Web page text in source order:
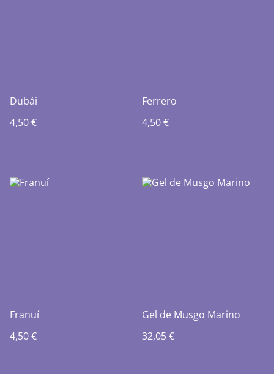
Dubái
4,50 €
Ferrero
4,50 €
Franuí
4,50 €
Gel de Musgo Marino
32,05 €